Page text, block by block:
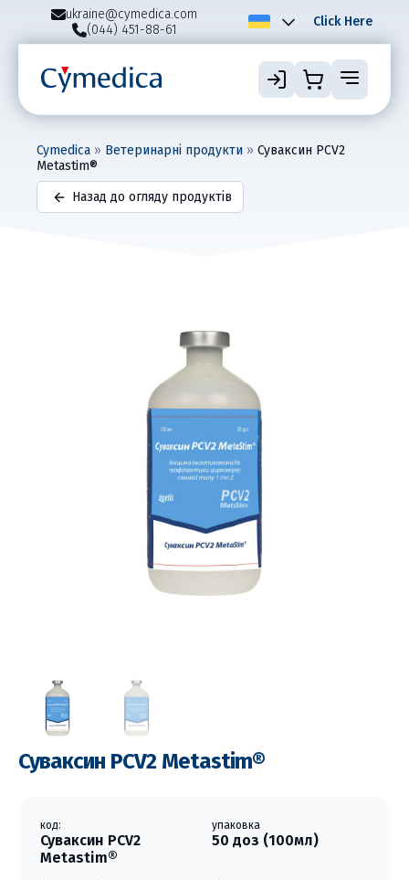
ukraine@cymedica.com
(044) 451-88-61
Click Here
Cymedica » Ветеринарні продукти » Суваксин РСV2
Metastim®
Назад до огляду продуктів
Суваксин РСV2 Metastim®
код:
Суваксин РСV2
Metastim®
упаковка
50 доз (100мл)